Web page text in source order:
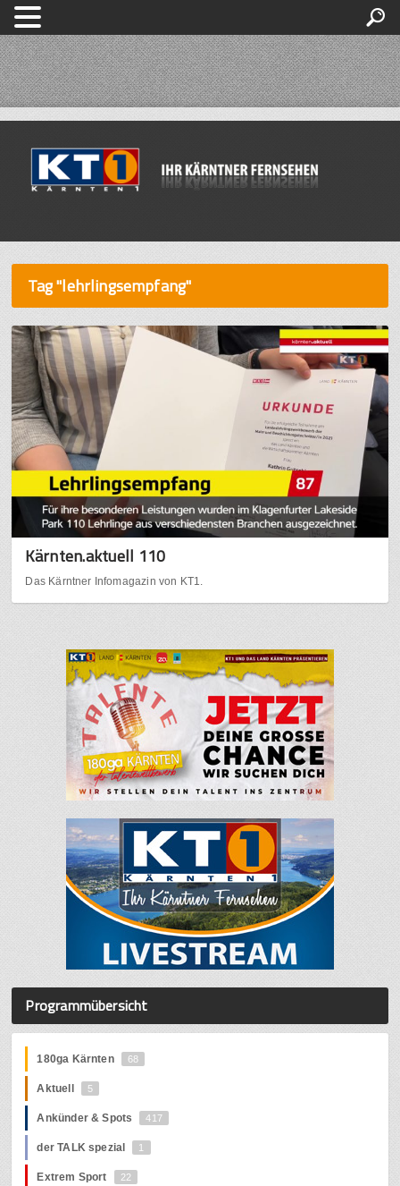
Tag "lehrlingsempfang"
Kärnten.aktuell 110
Das Kärntner Infomagazin von KT1.
Programmübersicht
180ga Kärnten 68
Aktuell 5
Ankünder & Spots 417
der TALK spezial 1
Extrem Sport 22